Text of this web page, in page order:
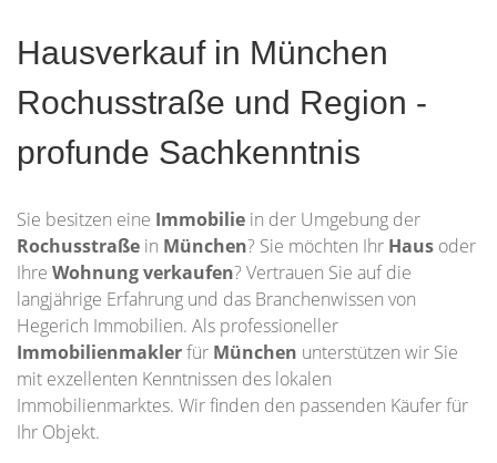
Hausverkauf in München
Rochusstraße und Region -
profunde Sachkenntnis
Sie besitzen eine Immobilie in der Umgebung der
Rochusstraße in München? Sie möchten Ihr Haus oder
Ihre Wohnungverkaufen? Vertrauen Sie auf die
langjährige Erfahrung und das Branchenwissen von
Hegerich Immobilien. Als professioneller
Immobilienmaklerfür München unterstützen wir Sie
mit exzellenten Kenntnissen des lokalen
Immobilienmarktes. Wir finden den passenden Käufer für
Ihr Objekt.